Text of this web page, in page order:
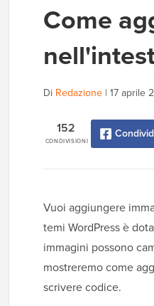
Come
Di Redazione | 17 aprile
CONDIVISIONI
152
Vuoi aggiungere
temi WordPress è
immagini possono
mostreremo come
scrivere codice.